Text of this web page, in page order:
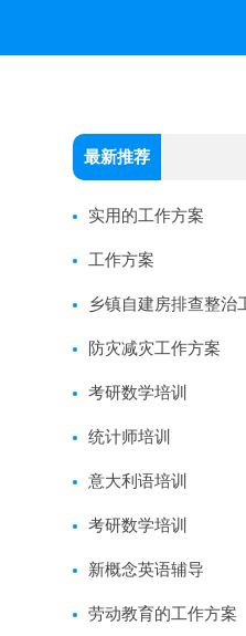
最新推荐
实用的工作方案
工作方案
乡镇自建房排查整治
作方案
防灾减灾工作方案
考研数学培训
统计师培训
意大利语培训
考研数学培训
新概念英语辅导
劳动教育的工作方案